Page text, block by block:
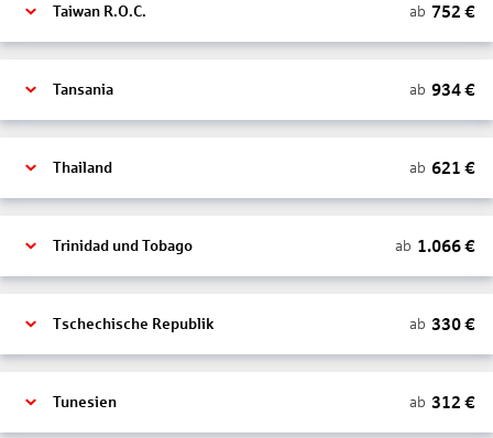
Taiwan R.O.C. ab 752 €
Tansania ab 934€
Thailand ab 621 €
Trinidad und Tobago ab 1.066€
Tschechische Republik ab 330€
Tunesien ab 312 €